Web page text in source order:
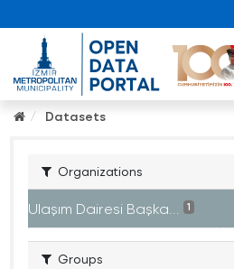
Datasets
Organizations
Ulaşım Dairesi Başka... 1
Groups